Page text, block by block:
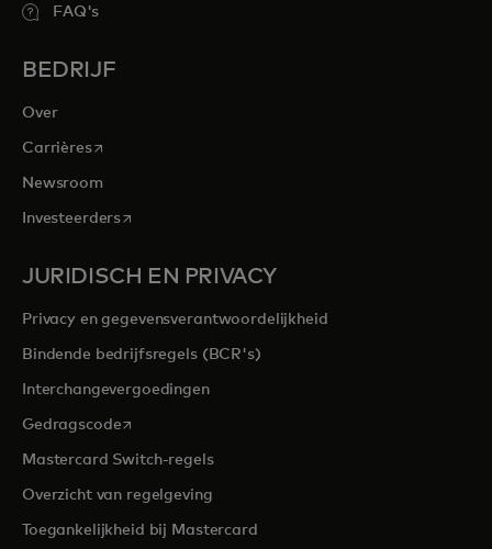
FAQ's
BEDRIJF
Over
Carrièresopens in a new tab
Newsroom
Investeerdersopens in a new tab
JURIDISCH EN PRIVACY
Privacy en gegevensverantwoordelijkheid
Bindende bedrijfsregels (BCR's)
Interchangevergoedingen
Gedragscodeopens in a new tab
Mastercard Switch-regels
Overzicht van regelgeving
Toegankelijkheid bij Mastercard